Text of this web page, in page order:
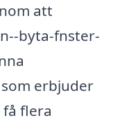
att
byta-fnster-
erbjuder
få flera